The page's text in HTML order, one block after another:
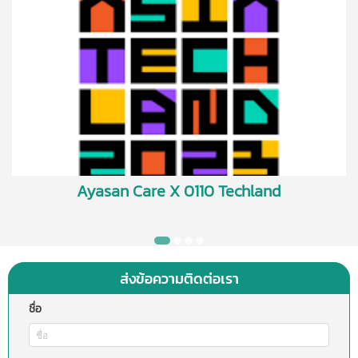
สอบประวัติอาชญากรรมที่ละเอียดยิ่งขึ้นซึ่งใช้เวลา 3-5
วันทำการ และค่าใช้จ่าย 500 บาทต่อคน เราจะทำการคัด
กรองอย่างละเอียด เพื่อให้แน่ใจว่าพนักงานดูแลของเรา
มีความมีคุณสมบัติ น่าเชื่อถือ และมุ่งมั่นในการให้บริการ
ดูแลที่ยอดเยี่ยม
Ayasan Care X 0110 Techland
ส่งข้อความติดต่อเรา
ชื่อ